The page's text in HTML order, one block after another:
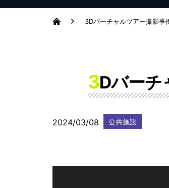
3Dバーチャルツアー撮影事
3Dバーチ
2024/03/08 公共施設